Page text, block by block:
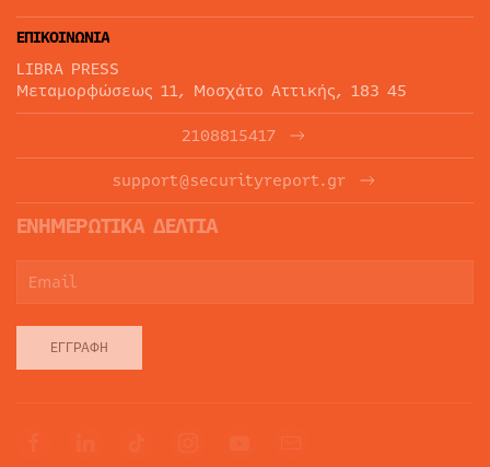
ΕΠΙΚΟΙΝΩΝΙΑ
LIBRA PRESS
Μεταμορφώσεως 11, Μοσχάτο Αττικής, 183 45
2108815417
support@securityreport.gr
ΕΝΗΜΕΡΩΤΙΚΑ ΔΕΛΤΙΑ
ΕΓΓΡΑΦΉ